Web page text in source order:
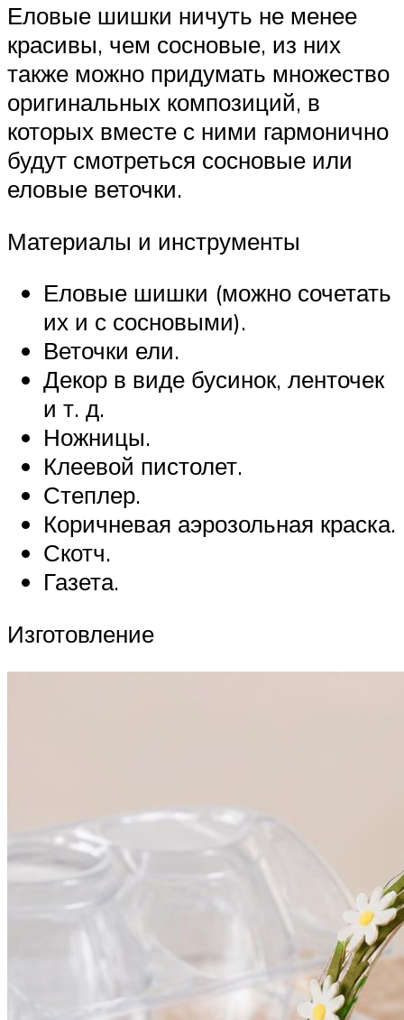
Еловые шишки ничуть не менее
красивы, чем сосновые, из них
также можно придумать множество
оригинальных композиций, в
которых вместе с ними гармонично
будут смотреться сосновые или
еловые веточки.
Материалы и инструменты
Еловые шишки (можно сочетать
их и с сосновыми).
Веточки ели.
Декор в виде бусинок, ленточек
и т. д.
Ножницы.
Клеевой пистолет.
Степлер.
Коричневая аэрозольная краска.
Скотч.
Газета.
Изготовление